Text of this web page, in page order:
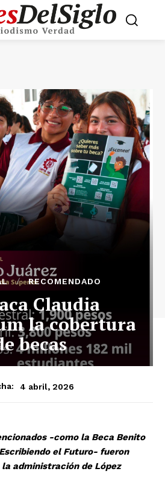
RECOMENDADO
Claudia
la cobertura
becas
4 abril, 2026
-como la Beca Benito
el Futuro- fueron
administración de López